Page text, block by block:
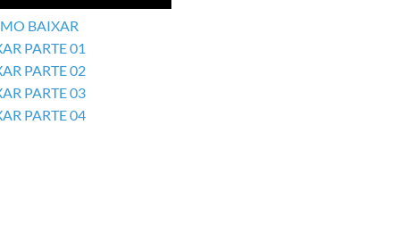
BAIXAR
PARTE 01
PARTE 02
PARTE 03
PARTE 04